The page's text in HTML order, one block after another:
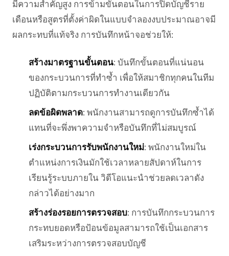
มีความสำคัญสูง การข้ามขั้นตอนในการปิดบัญชีราย
เดือนหรือสูตรที่ตั้งค่าผิดในแบบจำลองงบประมาณอาจมี
ผลกระทบที่แท้จริง การบันทึกหน้าจอช่วยให้:
สร้างมาตรฐานขั้นตอน: บันทึกขั้นตอนที่แน่นอน
ของกระบวนการที่ทำซ้ำ เพื่อให้สมาชิกทุกคนในทีม
ปฏิบัติตามกระบวนการทำงานเดียวกัน
ลดข้อผิดพลาด: พนักงานสามารถดูการบันทึกซ้ำได้
แทนที่จะพึ่งพาความจำหรือบันทึกที่ไม่สมบูรณ์
เร่งกระบวนการรับพนักงานใหม่: พนักงานใหม่ใน
ตำแหน่งการเงินมักใช้เวลาหลายสัปดาห์ในการ
เรียนรู้ระบบภายใน วิดีโอแนะนำช่วยลดเวลาดัง
กล่าวได้อย่างมาก
สร้างร่องรอยการตรวจสอบ: การบันทึกกระบวนการ
กระทบยอดหรือป้อนข้อมูลสามารถใช้เป็นเอกสาร
เสริมระหว่างการตรวจสอบบัญชี